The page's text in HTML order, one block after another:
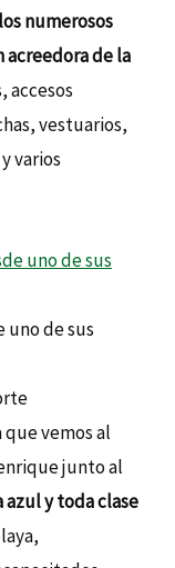
numerosos
acreedora de la
accesos
vestuarios,
varios
uno de sus
vemos al
junto al
azul y toda clase